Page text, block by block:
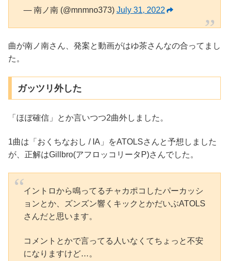
— 南ノ南 (@mnmno373) July 31, 2022
曲が南ノ南さん、発案と動画がはゆ茶さんなの合ってまし
た。
ガッツリ外した
「ほぼ確信」とか言いつつ2曲外しました。
1曲は「おくちなおし / IA」をATOLSさんと予想しました
が、正解はGillbro(アフロッコリータP)さんでした。
イントロから鳴ってるチャカポコしたパーカッシ
ョンとか、ズンズン響くキックとかだいぶATOLS
さんだと思います。
コメントとかで言ってる人いなくてちょっと不安
になりますけど…。